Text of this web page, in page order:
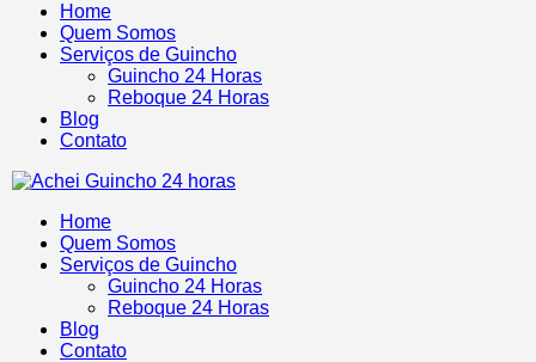
Home
Quem Somos
Serviços de Guincho
Guincho 24 Horas
Reboque 24 Horas
Blog
Contato
Home
Quem Somos
Serviços de Guincho
Guincho 24 Horas
Reboque 24 Horas
Blog
Contato